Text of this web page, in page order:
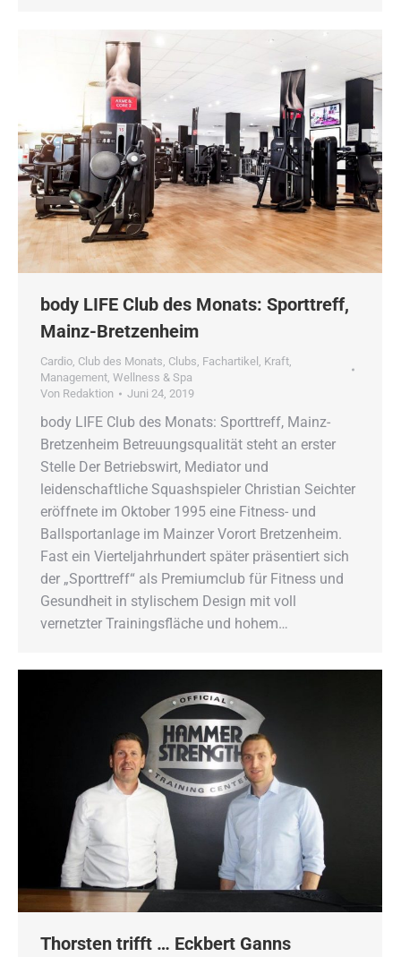
body LIFE Club des Monats: Sporttreff,
Mainz-Bretzenheim
Cardio Club des Monats Clubs Fachartikel Kraft
Management Wellness & Spa
Von Redaktion Juni 24, 2019
body LIFE Club des Monats: Sporttreff, Mainz-
Bretzenheim Betreuungsqualität steht an erster
Stelle Der Betriebswirt, Mediator und
leidenschaftliche Squashspieler Christian Seichter
eröffnete im Oktober 1995 eine Fitness- und
Ballsportanlage im Mainzer Vorort Bretzenheim.
Fast ein Vierteljahrhundert später präsentiert sich
der „Sporttreff“ als Premiumclub für Fitness und
Gesundheit in stylischem Design mit voll
vernetzter Trainingsfläche und hohem…
Thorsten trifft … Eckbert Ganns